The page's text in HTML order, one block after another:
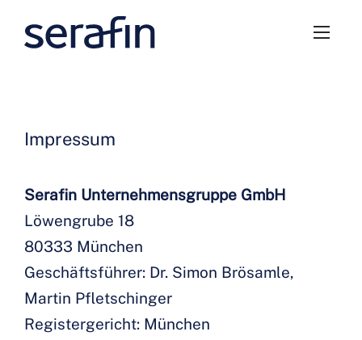
Impressum
Serafin Unternehmensgruppe GmbH
Löwengrube 18
80333 München
Geschäftsführer: Dr. Simon Brösamle,
Martin Pfletschinger
Registergericht: München